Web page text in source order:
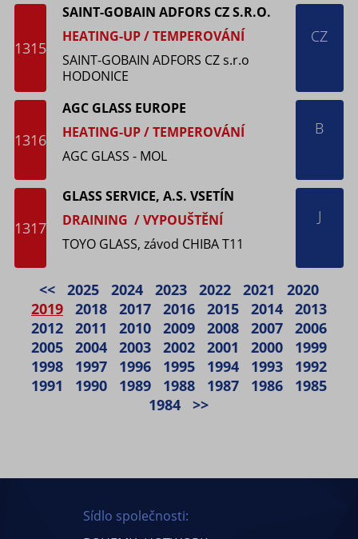
1315
SAINT-GOBAIN ADFORS CZ S.R.O.
HEATING-UP / TEMPEROVÁNÍ
SAINT-GOBAIN ADFORS CZ s.r.o
HODONICE
CZ
1316
AGC GLASS EUROPE
HEATING-UP / TEMPEROVÁNÍ
AGC GLASS - MOL
B
1317
GLASS SERVICE, A.S. VSETÍN
DRAINING / VYPOUŠTĚNÍ
TOYO GLASS, závod CHIBA T11
J
<< 2025 2024 2023 2022 2021
2020
2019
2018 2017 2016 2015 2014
2013
2012
2011 2010 2009 2008 2007
2006
2005
2004 2003 2002 2001 2000
1999
1998
1997 1996 1995 1994 1993
1992
1991
1990 1989 1988 1987 1986
1985
1984
>>
Sídlo společnosti: